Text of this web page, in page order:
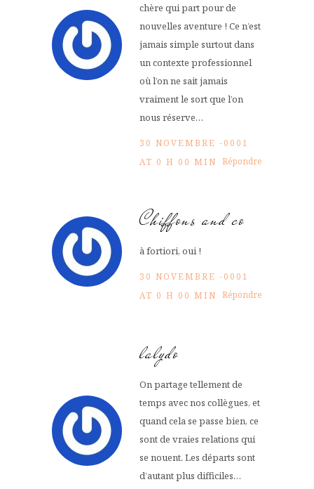
chère qui part pour de
nouvelles aventure ! Ce n’est
jamais simple surtout dans
un contexte professionnel
où l’on ne sait jamais
vraiment le sort que l’on
nous réserve…
30 NOVEMBRE -0001
AT 0 H 00 MIN Répondre
Chiffons and co
à fortiori, oui !
30 NOVEMBRE -0001
AT 0 H 00 MIN Répondre
lalydo
On partage tellement de
temps avec nos collègues, et
quand cela se passe bien, ce
sont de vraies relations qui
se nouent. Les départs sont
d’autant plus difficiles…